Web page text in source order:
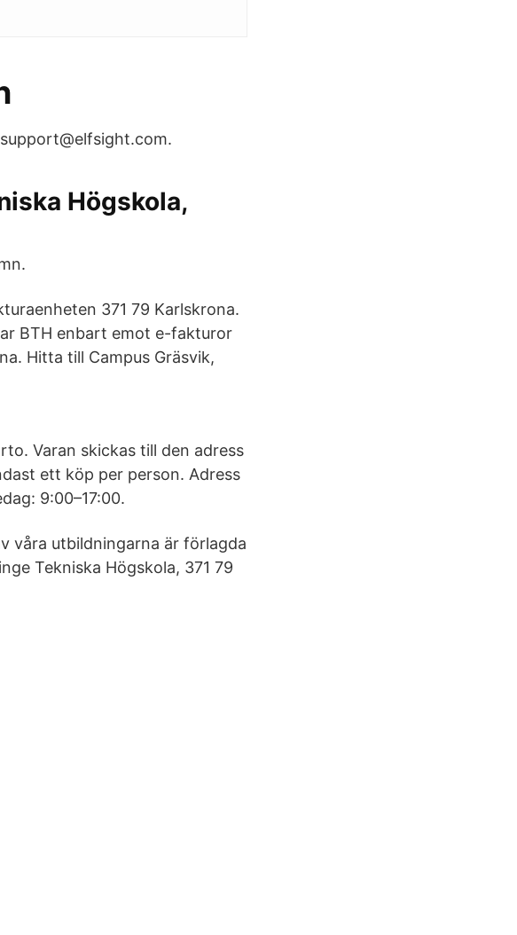
Högskola,
371 79 Karlskrona.
BTH enbart emot e-fakturor
Hitta till Campus Gräsvik,
Varan skickas till den adress
ett köp per person. Adress
9:00–17:00.
våra utbildningarna är förlagda
Tekniska Högskola, 371 79